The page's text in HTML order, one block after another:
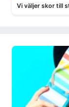
Vi väljer skor till